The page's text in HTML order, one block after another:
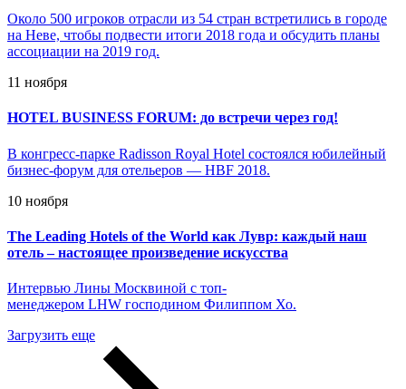
Около 500 игроков отрасли из 54 стран встретились в городе
на Неве, чтобы подвести итоги 2018 года и обсудить планы
ассоциации на 2019 год.
11 ноября
HOTEL BUSINESS FORUM: до встречи через год!
В конгресс-парке Radisson Royal Hotel состоялся юбилейный
бизнес-форум для отельеров — HBF 2018.
10 ноября
The Leading Hotels of the World как Лувр: каждый наш
отель – настоящее произведение искусства
Интервью Лины Москвиной с топ-
менеджером LHW господином Филиппом Хо.
Загрузить еще